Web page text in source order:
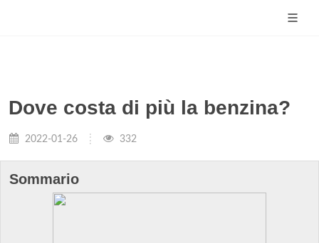
Dove costa di più la benzina?
2022-01-26 332
Sommario